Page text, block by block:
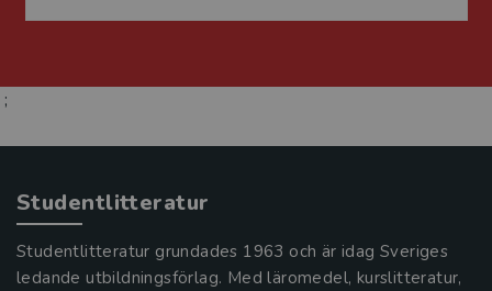
;
Studentlitteratur
Studentlitteratur grundades 1963 och är idag Sveriges
ledande utbildningsförlag. Med läromedel, kurslitteratur,